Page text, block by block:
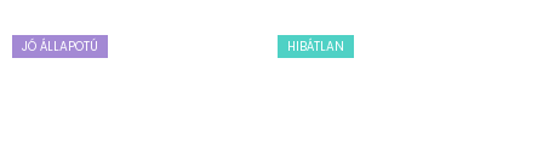
JÓ ÁLLAPOTÚ HIBÁTLAN